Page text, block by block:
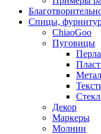
Спицы,
ChiaoGoo
Пуговицы
Декор
Маркеры
Молнии